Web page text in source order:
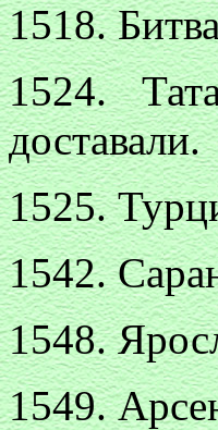
1518.
1524.
доставали.
1525.
1542.
1548.
1549.